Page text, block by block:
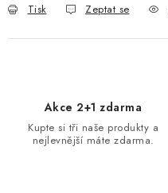
Tisk Zeptat se
Akce 2+1 zdarma
Kupte si tři naše produkty a
nejlevnější máte zdarma.